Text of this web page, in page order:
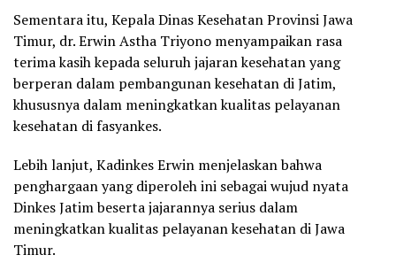
Sementara itu, Kepala Dinas Kesehatan Provinsi Jawa
Timur, dr. Erwin Astha Triyono menyampaikan rasa
terima kasih kepada seluruh jajaran kesehatan yang
berperan dalam pembangunan kesehatan di Jatim,
khususnya dalam meningkatkan kualitas pelayanan
kesehatan di fasyankes.
Lebih lanjut, Kadinkes Erwin menjelaskan bahwa
penghargaan yang diperoleh ini sebagai wujud nyata
Dinkes Jatim beserta jajarannya serius dalam
meningkatkan kualitas pelayanan kesehatan di Jawa
Timur.